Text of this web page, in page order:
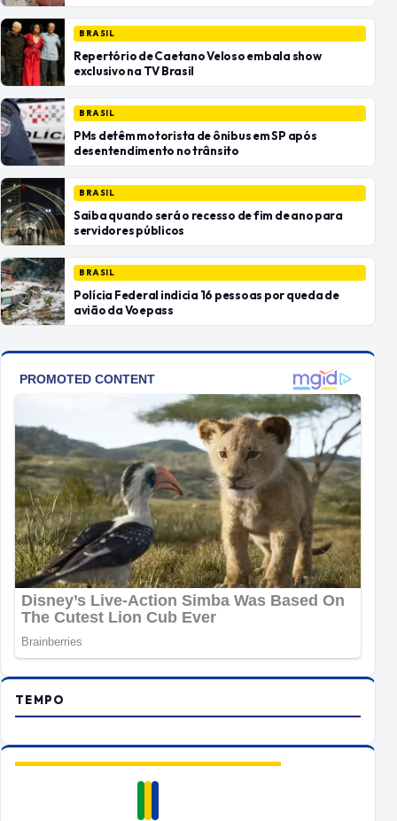
BRASIL
Repertório de Caetano Veloso embala show
exclusivo na TV Brasil
BRASIL
PMs detêm motorista de ônibus em SP após
desentendimento no trânsito
BRASIL
Saiba quando será o recesso de fim de ano para
servidores públicos
BRASIL
Polícia Federal indicia 16 pessoas por queda de
avião da Voepass
TEMPO